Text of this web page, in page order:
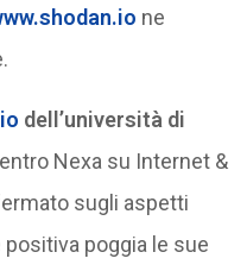
ne
dell’università di
Nexa su Internet &
sugli aspetti
poggia le sue